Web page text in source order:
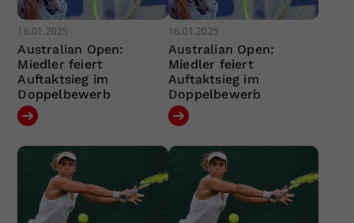
16.01.2025
Australian Open:
Miedler feiert
Auftaktsieg im
Doppelbewerb
16.01.2025
Australian Open:
Miedler feiert
Auftaktsieg im
Doppelbewerb